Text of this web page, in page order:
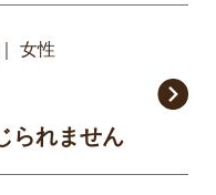
女性
られません